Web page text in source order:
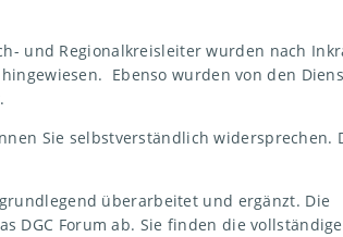
und Regionalkreisleiter wurden nach
Ebenso wurden von den
Sie selbstverständlich widersprechen.
überarbeitet und ergänzt. Die
DGC Forum ab. Sie finden die vollständige